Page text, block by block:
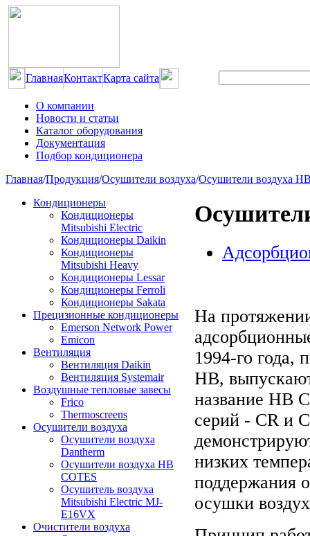
ГлавнаяКонтактКарта сайта
О компании
Новости и статьи
Каталог оборудования
Документация
Подбор кондиционера
Главная/Продукция/Осушители воздуха/Осушители воздуха
Кондиционеры
Кондиционеры
Mitsubishi Electric
Кондиционеры Daikin
Кондиционеры
Mitsubishi Heavy
Кондиционеры Lessar
Кондиционеры Ferroli
Кондиционеры Sakata
Прецизионные кондиционеры
Emerson Network Power
Emicon
Вентиляция
Вентиляция Daikin
Вентиляция Systemair
Воздушные тепловые завесы
Frico
Thermoscreens
Осушители воздуха
Осушители воздуха
Dantherm
Осушители воздуха HB
COTES
Осушитель воздуха
Mitsubishi Electric MJ-
E16VX
Очистители воздуха
На
1994-го года,
НВ,
название HB
серий - CR и
низких
поддержания
осушки